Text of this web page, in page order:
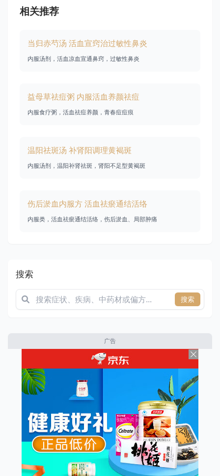
相关推荐
当归赤芍汤 活血宣窍治过敏性鼻炎
内服汤剂，活血凉血宣通鼻窍，过敏性鼻炎
益母草祛痘粥 内服活血养颜祛痘
内服食疗粥，活血祛痘养颜，青春痘痘痕
温阳祛斑汤 补肾阳调理黄褐斑
内服汤剂，温阳补肾祛斑，肾阳不足型黄褐斑
伤后淤血内服方 活血祛瘀通结活络
内服类，活血祛瘀通结活络，伤后淤血、局部肿痛
搜索
搜索
广告